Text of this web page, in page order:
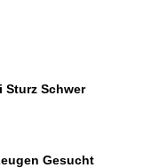
Sturz Schwer
Gesucht